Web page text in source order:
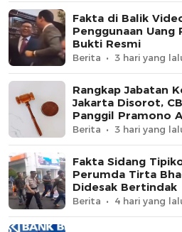
Fakta di Balik
Penggunaan Uang
Bukti Resmi
Berita 3 hari yang
Rangkap Jabatan
Jakarta Disorot,
Panggil Pramono
Berita 3 hari yang
Fakta Sidang
Perumda Tirta
Didesak Bertindak
Berita 4 hari yang